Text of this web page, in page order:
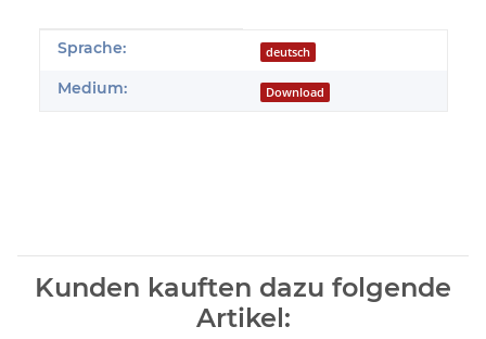
Produkteigenschaft
Wert
Sprache: deutsch
Medium: Download
Kunden kauften dazu folgende
Artikel: